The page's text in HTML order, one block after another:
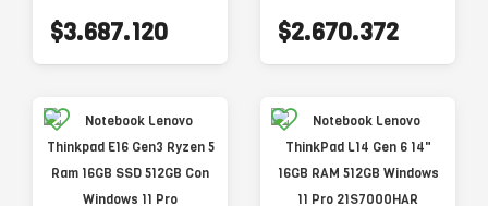
$3.687.120 $2.670.372